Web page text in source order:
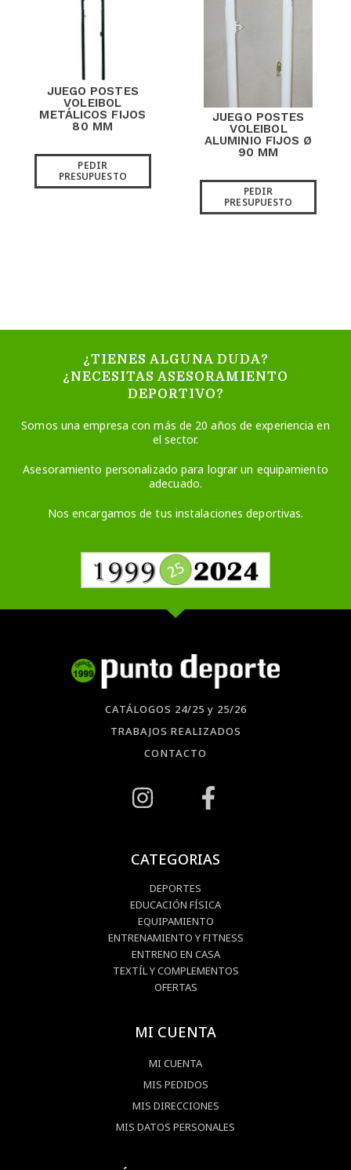
JUEGO POSTES
VOLEIBOL
METÁLICOS FIJOS
80 MM
PEDIR
PRESUPUESTO
JUEGO POSTES
VOLEIBOL
ALUMINIO FIJOS Ø
90 MM
PEDIR
PRESUPUESTO
¿TIENES ALGUNA DUDA?
¿NECESITAS ASESORAMIENTO
DEPORTIVO?
Somos una empresa con más de 20 años de experiencia en
el sector.
Asesoramiento personalizado para lograr un equipamiento
adecuado.
Nos encargamos de tus instalaciones deportivas.
CATÁLOGOS 24/25 y 25/26
TRABAJOS REALIZADOS
CONTACTO
CATEGORIAS
DEPORTES
EDUCACIÓN FÍSICA
EQUIPAMIENTO
ENTRENAMIENTO Y FITNESS
ENTRENO EN CASA
TEXTÍL Y COMPLEMENTOS
OFERTAS
MI CUENTA
MI CUENTA
MIS PEDIDOS
MIS DIRECCIONES
MIS DATOS PERSONALES